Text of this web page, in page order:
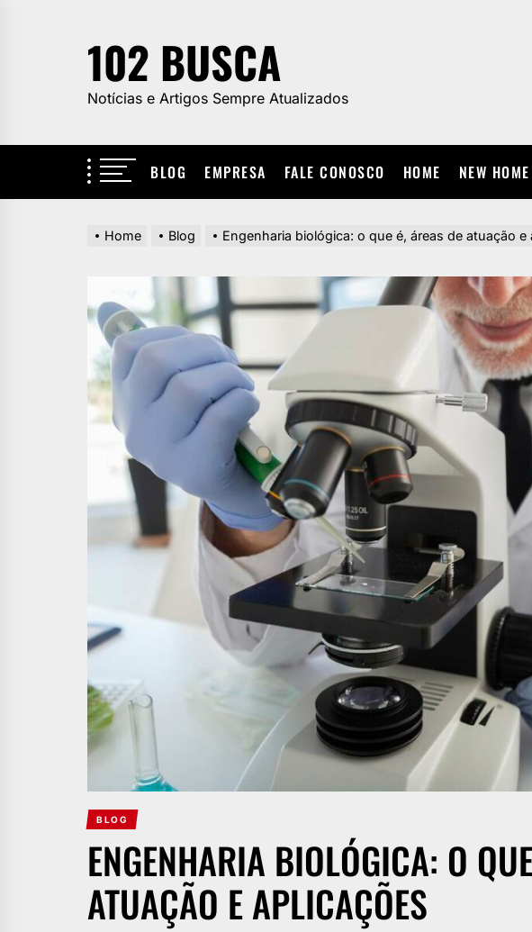
102 BUSCA
Notícias e Artigos Sempre Atualizados
BLOG EMPRESA FALE CONOSCO HOME NEW HOME
Home Blog Engenharia biológica: o que é, áreas de atuação e
BLOG
ENGENHARIA BIOLÓGICA: O
ATUAÇÃO E APLICAÇÕES